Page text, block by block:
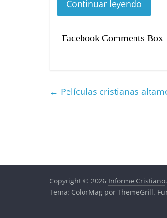
Continuar leyendo
Facebook Comments Box
← Películas cristianas
Copyright © 2026 Informe Cristiano
Tema: ColorMag por ThemeGrill.